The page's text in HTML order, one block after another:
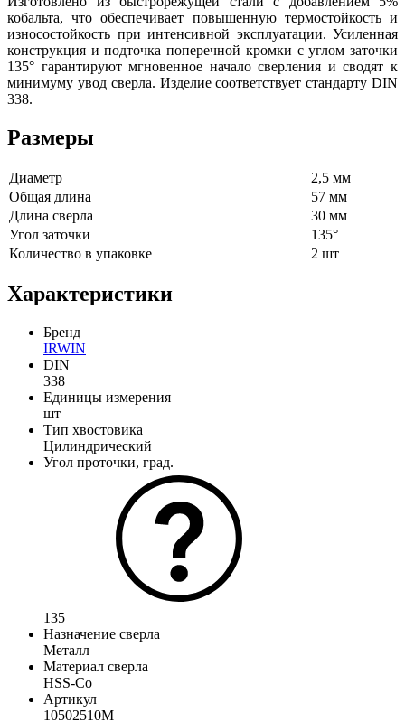
кобальта, что обеспечивает повышенную термостойкость и
износостойкость при интенсивной эксплуатации. Усиленная
конструкция и подточка поперечной кромки с углом заточки
135° гарантируют мгновенное начало сверления и сводят к
минимуму увод сверла. Изделие соответствует стандарту DIN
338.
Размеры
Диаметр
2,5 мм
Общая длина
57 мм
Длина сверла
30 мм
Угол заточки
135°
Количество в упаковке
2 шт
Характеристики
Бренд
IRWIN
DIN
338
Единицы измерения
шт
Тип хвостовика
Цилиндрический
Угол проточки, град.
135
Назначение сверла
Металл
Материал сверла
HSS-Co
Артикул
10502510М